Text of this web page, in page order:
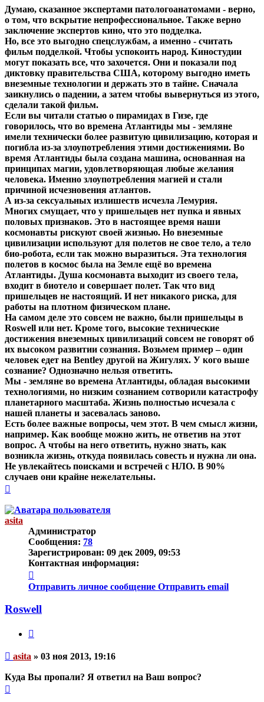
Думаю, сказанное экспертами патологоанатомами - верно,
о том, что вскрытие непрофессиональное. Также верно
заключение экспертов кино, что это подделка.
Но, все это выгодно спецслужбам, а именно - считать
фильм подделкой. Чтобы успокоить народ. Киностудии
могут показать все, что захочется. Они и показали под
диктовку правительства США, которому выгодно иметь
внеземные технологии и держать это в тайне. Сначала
заикнулись о падении, а затем чтобы вывернуться из этого,
сделали такой фильм.
Если вы читали статью о пирамидах в Гизе, где
говорилось, что во времена Атлантиды мы - земляне
имели технически более развитую цивилизацию, которая и
погибла из-за злоупотребления этими достижениями. Во
время Атлантиды была создана машина, основанная на
принципах магии, удовлетворяющая любые желания
человека. Именно злоупотребления магией и стали
причиной исчезновения атлантов.
А из-за сексуальных излишеств исчезла Лемурия.
Многих смущает, что у пришельцев нет пупка и явных
половых признаков. Это в настоящее время наши
космонавты рискуют своей жизнью. Но внеземные
цивилизации используют для полетов не свое тело, а тело
био-робота, если так можно выразиться. Эта технология
полетов в космос была на Земле ещё во времена
Атлантиды. Душа космонавта выходит из своего тела,
входит в биотело и совершает полет. Так что вид
пришельцев не настоящий. И нет никакого риска, для
работы на плотном физическом плане.
На самом деле это совсем не важно, были пришельцы в
Roswell или нет. Кроме того, высокие технические
достижения внеземных цивилизаций совсем не говорят об
их высоком развитии сознания. Возьмем пример – один
человек едет на Bentley другой на Жигулях. У кого выше
сознание? Однозначно нельзя ответить.
Мы - земляне во времена Атлантиды, обладая высокими
технологиями, но низким сознанием сотворили катастрофу
планетарного масштаба. Жизнь полностью исчезала с
нашей планеты и засевалась заново.
Есть более важные вопросы, чем этот. В чем смысл жизни,
например. Как вообще можно жить, не ответив на этот
вопрос. А чтобы на него ответить, нужно знать, как
возникла жизнь, откуда появилась совесть и нужна ли она.
Не увлекайтесь поисками и встречей с НЛО. В 90%
случаев они крайне нежелательны.
началу
asita
Администратор
Сообщения: 78
Зарегистрирован: 09 дек 2009, 09:53
Контактная информация:
информация
пользователя
asita
Отправить личное сообщение Отправить email
Roswell
Непрочитанное
asita » 03 ноя 2013, 19:16
Куда Вы пропали? Я ответил на Ваш вопрос?